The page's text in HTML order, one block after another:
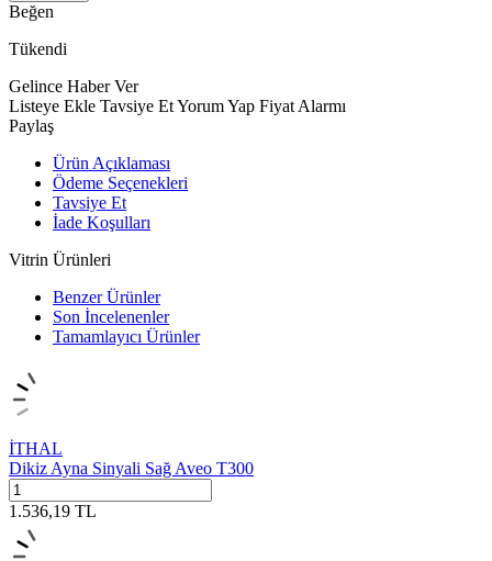
Beğen
Tükendi
Gelince Haber Ver
Listeye Ekle Tavsiye EtYorum Yap Fiyat Alarmı
Paylaş
Ürün Açıklaması
Ödeme Seçenekleri
Tavsiye Et
İade Koşulları
Vitrin Ürünleri
Benzer Ürünler
Son İncelenenler
Tamamlayıcı Ürünler
İTHAL
Dikiz Ayna Sinyali Sağ Aveo T300
1.536,19 TL